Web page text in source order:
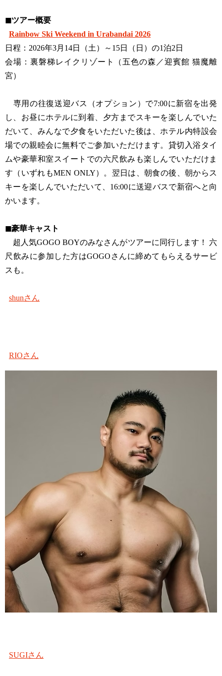
◼︎ツアー概要
Rainbow Ski Weekend in Urabandai 2026
日程：2026年3月14日（土）～15日（日）の1泊2日
会場：裏磐梯レイクリゾート（五色の森／迎賓館 猫魔離
宮）
専用の往復送迎バス（オプション）で7:00に新宿を出発
し、お昼にホテルに到着、夕方までスキーを楽しんでいた
だいて、みんなで夕食をいただいた後は、ホテル内特設会
場での親睦会に無料でご参加いただけます。貸切入浴タイ
ムや豪華和室スイートでの六尺飲みも楽しんでいただけま
す（いずれもMEN ONLY）。翌日は、朝食の後、朝からス
キーを楽しんでいただいて、16:00に送迎バスで新宿へと向
かいます。
◼︎豪華キャスト
超人気GOGO BOYのみなさんがツアーに同行します！ 六
尺飲みに参加した方はGOGOさんに締めてもらえるサービ
スも。
shunさん
RIOさん
SUGIさん